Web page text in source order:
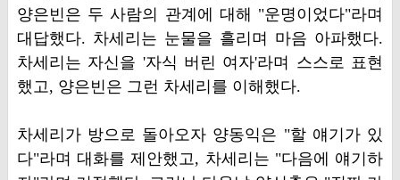
양은빈은 두 사람의 관계에 대해 "운명이었다"라며
대답했다. 차세리는 눈물을 흘리며 마음 아파했다.
차세리는 자신을 '자식 버린 여자'라며 스스로 표현
했고, 양은빈은 그런 차세리를 이해했다.
차세리가 방으로 돌아오자 양동익은 "할 얘기가 있
다"라며 대화를 제안했고, 차세리는 "다음에 얘기하